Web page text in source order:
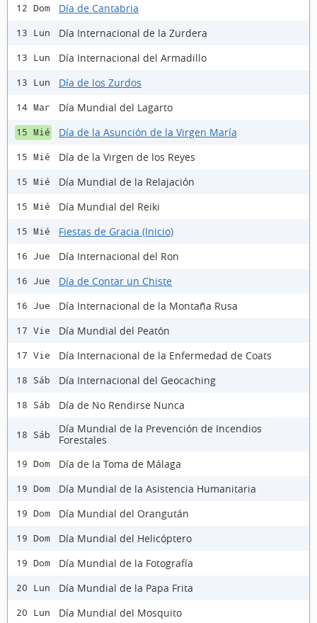
12 Dom Día de Cantabria
13 Lun Día Internacional de la Zurdera
13 Lun Día Internacional del Armadillo
13 Lun Día de los Zurdos
14 Mar Día Mundial del Lagarto
15 Mié Día de la Asunción de la Virgen María
15 Mié Día de la Virgen de los Reyes
15 Mié Día Mundial de la Relajación
15 Mié Día Mundial del Reiki
15 Mié Fiestas de Gracia (Inicio)
16 Jue Día Internacional del Ron
16 Jue Día de Contar un Chiste
16 Jue Día Internacional de la Montaña Rusa
17 Vie Día Mundial del Peatón
17 Vie Día Internacional de la Enfermedad de Coats
18 Sáb Día Internacional del Geocaching
18 Sáb Día de No Rendirse Nunca
18 Sáb
Día Mundial de la Prevención de Incendios
Forestales
19 Dom Día de la Toma de Málaga
19 Dom Día Mundial de la Asistencia Humanitaria
19 Dom Día Mundial del Orangután
19 Dom Día Mundial del Helicóptero
19 Dom Día Mundial de la Fotografía
20 Lun Día Mundial de la Papa Frita
20 Lun Día Mundial del Mosquito